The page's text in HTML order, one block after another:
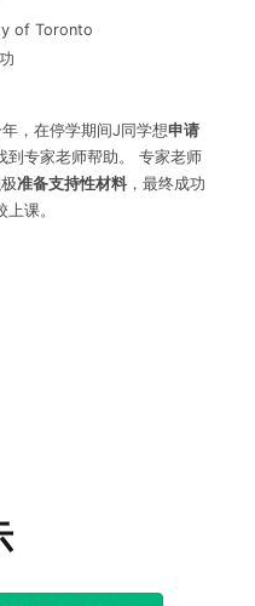
of Toronto
，在停学期间J同学想申请
到专家老师帮助。 专家老师
准备支持性材料，最终成功
上课。